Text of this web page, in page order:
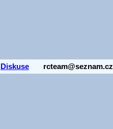
Diskuse rcteam@seznam.cz